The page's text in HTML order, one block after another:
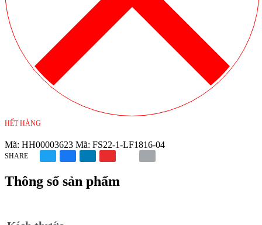
HẾT HÀNG
Mã: HH00003623 Mã: FS22-1-LF1816-04
SHARE
Thông số sản phẩm